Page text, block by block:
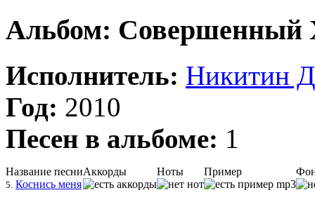
Альбом: Совершенный
Исполнитель: Никитин
Год: 2010
Песен в альбоме: 1
Название песниАккорды Ноты Пример
5. Коснись меня